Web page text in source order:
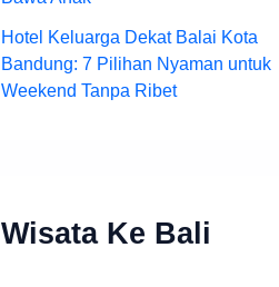
Hotel Keluarga Dekat Balai Kota
Bandung: 7 Pilihan Nyaman untuk
Weekend Tanpa Ribet
Wisata Ke Bali